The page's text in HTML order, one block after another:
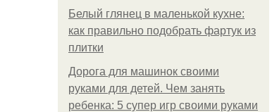
Белый глянец в маленькой кухне:
как правильно подобрать фартук из
плитки
Дорога для машинок своими
руками для детей. Чем занять
ребенка: 5 супер игр своими руками